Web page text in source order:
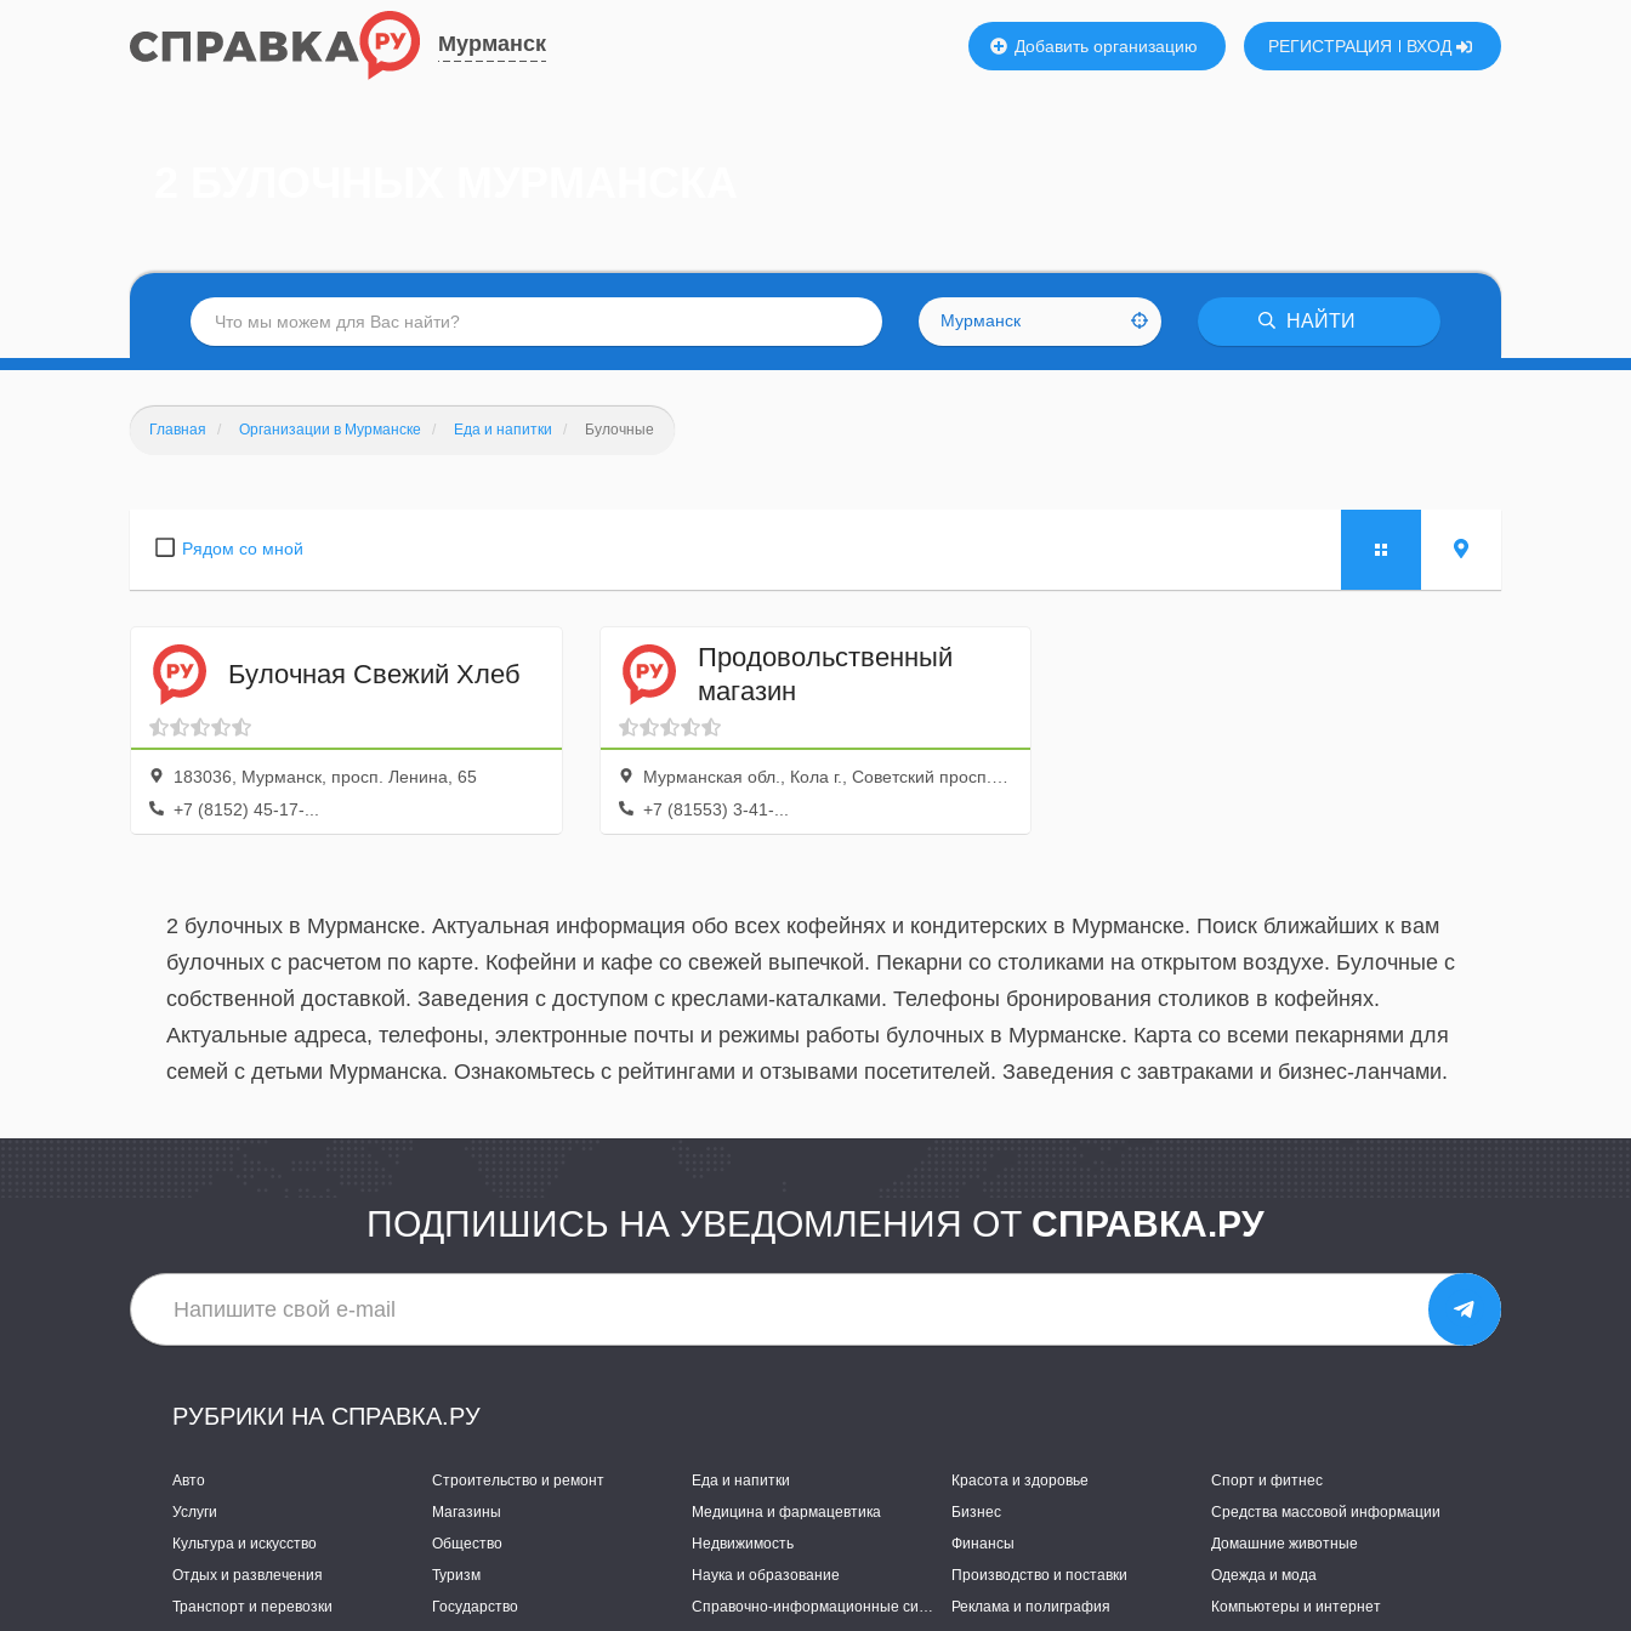
Мурманск Добавить организацию РЕГИСТРАЦИЯ ВХОД
Мурманск НАЙТИ
Главная Организации в Мурманске Еда и напитки Булочные
Рядом со мной
Булочная Свежий Хлеб
183036, Мурманск, просп. Ленина, 65
+7 (8152) 45-17-...
Продовольственный
магазин
Мурманская обл., Кола г., Советский просп., 46
+7 (81553) 3-41-...
2 булочных в Мурманске. Актуальная информация обо всех кофейнях и кондитерских в Мурманске. Поиск ближайших к вам
булочных с расчетом по карте. Кофейни и кафе со свежей выпечкой. Пекарни со столиками на открытом воздухе. Булочные с
собственной доставкой. Заведения с доступом с креслами-каталками. Телефоны бронирования столиков в кофейнях.
Актуальные адреса, телефоны, электронные почты и режимы работы булочных в Мурманске. Карта со всеми пекарнями для
семей с детьми Мурманска. Ознакомьтесь с рейтингами и отзывами посетителей. Заведения с завтраками и бизнес-ланчами.
ПОДПИШИСЬ НА УВЕДОМЛЕНИЯ ОТ СПРАВКА.РУ
РУБРИКИ НА СПРАВКА.РУ
Авто Строительство и ремонт Еда и напитки Красота и здоровье
Спорт и фитнес
Услуги
Магазины Медицина и фармацевтика Бизнес
Средства массовой информации
Культура и искусство
Общество Недвижимость Финансы
Домашние животные
Отдых и развлечения
Туризм Наука и образование Производство и поставки
Одежда и мода
Транспорт и перевозки
Государство Справочно-информационные системы Реклама и полиграфия
Компьютеры и интернет